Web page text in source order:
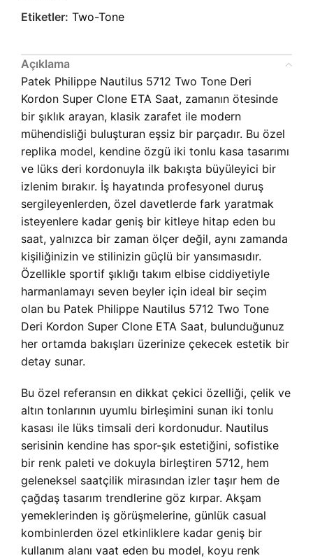
Etiketler: Two-Tone
Açıklama
Patek Philippe Nautilus 5712 Two Tone Deri
Kordon Super Clone ETA Saat, zamanın ötesinde
bir şıklık arayan, klasik zarafet ile modern
mühendisliği buluşturan eşsiz bir parçadır. Bu özel
replika model, kendine özgü iki tonlu kasa tasarımı
ve lüks deri kordonuyla ilk bakışta büyüleyici bir
izlenim bırakır. İş hayatında profesyonel duruş
sergileyenlerden, özel davetlerde fark yaratmak
isteyenlere kadar geniş bir kitleye hitap eden bu
saat, yalnızca bir zaman ölçer değil, aynı zamanda
kişiliğinizin ve stilinizin güçlü bir yansımasıdır.
Özellikle sportif şıklığı takım elbise ciddiyetiyle
harmanlamayı seven beyler için ideal bir seçim
olan bu Patek Philippe Nautilus 5712 Two Tone
Deri Kordon Super Clone ETA Saat, bulunduğunuz
her ortamda bakışları üzerinize çekecek estetik bir
detay sunar.
Bu özel referansın en dikkat çekici özelliği, çelik ve
altın tonlarının uyumlu birleşimini sunan iki tonlu
kasası ile lüks timsali deri kordonudur. Nautilus
serisinin kendine has spor-şık estetiğini, sofistike
bir renk paleti ve dokuyla birleştiren 5712, hem
geleneksel saatçilik mirasından izler taşır hem de
çağdaş tasarım trendlerine göz kırpar. Akşam
yemeklerinden iş görüşmelerine, günlük casual
kombinlerden özel etkinliklere kadar geniş bir
kullanım alanı vaat eden bu model, koyu renk